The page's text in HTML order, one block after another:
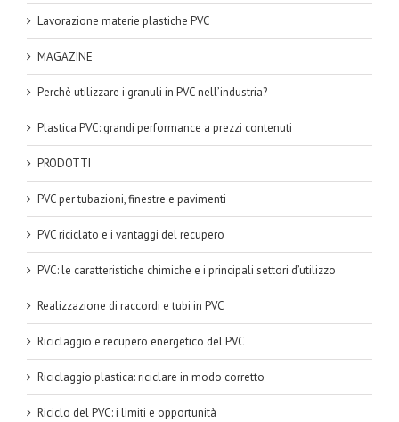
Lavorazione materie plastiche PVC
MAGAZINE
Perchè utilizzare i granuli in PVC nell’industria?
Plastica PVC: grandi performance a prezzi contenuti
PRODOTTI
PVC per tubazioni, finestre e pavimenti
PVC riciclato e i vantaggi del recupero
PVC: le caratteristiche chimiche e i principali settori d’utilizzo
Realizzazione di raccordi e tubi in PVC
Riciclaggio e recupero energetico del PVC
Riciclaggio plastica: riciclare in modo corretto
Riciclo del PVC: i limiti e opportunità